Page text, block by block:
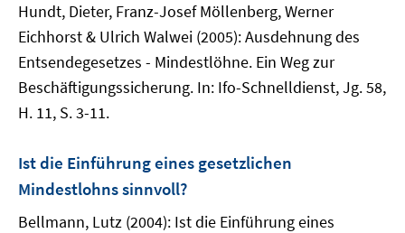
Hundt, Dieter, Franz-Josef Möllenberg, Werner
Eichhorst & Ulrich Walwei (2005): Ausdehnung des
Entsendegesetzes - Mindestlöhne. Ein Weg zur
Beschäftigungssicherung. In: Ifo-Schnelldienst, Jg. 58,
H. 11, S. 3-11.
Ist die Einführung eines gesetzlichen
Mindestlohns sinnvoll?
Bellmann, Lutz (2004): Ist die Einführung eines